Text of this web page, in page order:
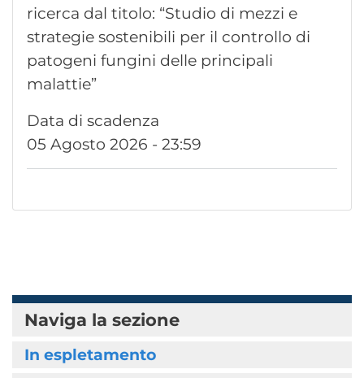
ricerca dal titolo: “Studio di mezzi e
strategie sostenibili per il controllo di
patogeni fungini delle principali
malattie”
Data di scadenza
05 Agosto 2026 - 23:59
Naviga la sezione
In espletamento